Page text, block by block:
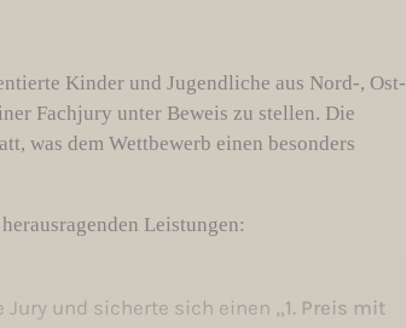
Kinder und Jugendliche aus Nord-, Ost-
Fachjury unter Beweis zu stellen. Die
was dem Wettbewerb einen besonders
Leistungen:
Jury und sicherte sich einen „1. Preis mit